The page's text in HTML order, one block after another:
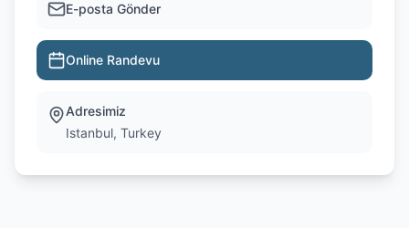
E-posta Gönder
Online Randevu
Adresimiz
Istanbul, Turkey